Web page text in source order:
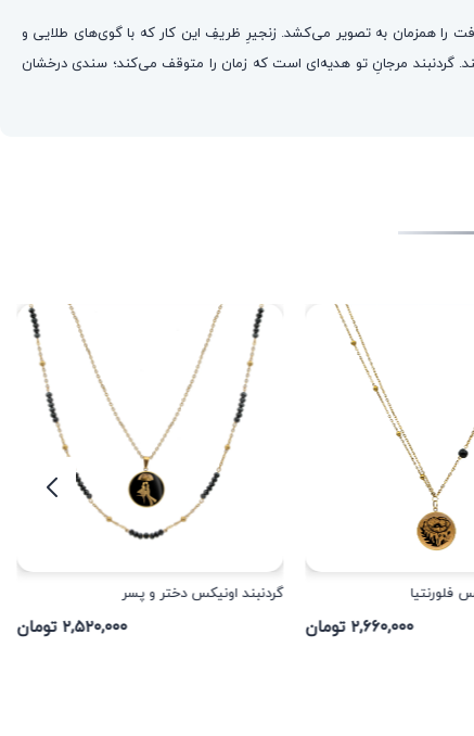
را همزمان به تصویر می‌کشد. زنجیرِ ظریفِ این کار که با گوی‌های طلایی و
گردنبند مرجانِ تو هدیه‌ای است که زمان را متوقف می‌کند؛ سندی درخشان
فلورنتیا
۲,۶۶۰,۰۰۰ تومان
گردنبند اونیکس دختر و پسر
۲,۵۲۰,۰۰۰ تومان